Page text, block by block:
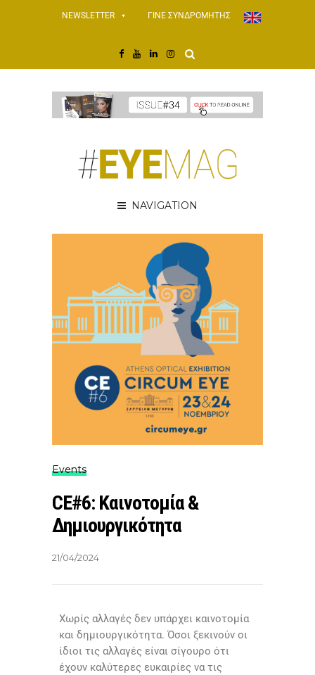
NEWSLETTER ΓΙΝΕ ΣΥΝΔΡΟΜΗΤΗΣ
NAVIGATION
Events
CE#6: Καινοτομία &
Δημιουργικότητα
21/04/2024
Χωρίς αλλαγές δεν υπάρχει καινοτομία
και δημιουργικότητα. Όσοι ξεκινούν οι
ίδιοι τις αλλαγές είναι σίγουρο ότι
έχουν καλύτερες ευκαιρίες να τις